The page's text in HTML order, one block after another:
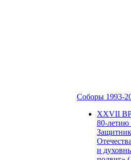
Соборы 1993-
ХХVII
80-
и